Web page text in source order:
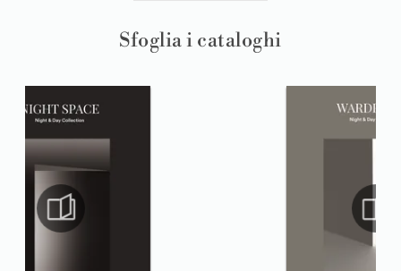
Sfoglia i cataloghi